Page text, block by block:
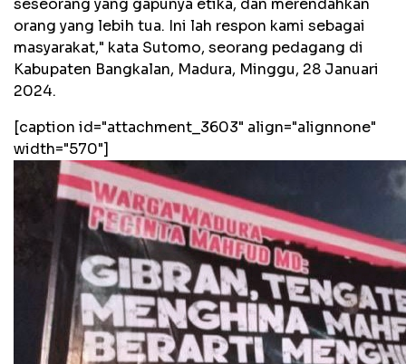
seseorang yang gapunya etika, dan merendahkan
orang yang lebih tua. Ini lah respon kami sebagai
masyarakat," kata Sutomo, seorang pedagang di
Kabupaten Bangkalan, Madura, Minggu, 28 Januari
2024.
[caption id="attachment_3603" align="alignnone"
width="570"]